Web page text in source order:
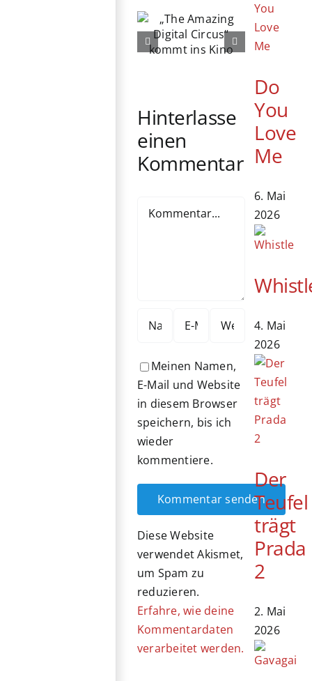
76. Berlinale
eröffnet:
Michelle
Ehrenbären
Hinterlasse
einen
Kommentar
Meinen Namen,
E-Mail und Website
in diesem Browser
speichern, bis ich
wieder
kommentiere.
Diese Website
verwendet Akismet,
um Spam zu
reduzieren.
Erfahre, wie deine
Kommentardaten
verarbeitet werden.
Do
You
Love
Me
6. Mai
2026
4. Mai
2026
Der
Teufel
trägt
Prada
2
2. Mai
2026